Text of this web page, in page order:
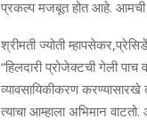
प्रकल्प मजबूत होत आहे. आमची
श्रीमती ज्योती म्हापसेकर,
“हिलदारी प्रोजेक्टची गेली
व्यावसायिकीकरण
त्याचा आम्हाला अभिमान